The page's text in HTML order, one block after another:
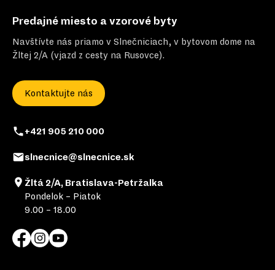
Predajné miesto a vzorové byty
Navštívte nás priamo v Slnečniciach, v bytovom dome na
Žltej 2/A (vjazd z cesty na Rusovce).
Kontaktujte nás
+421 905 210 000
slnecnice@slnecnice.sk
Žltá 2/A, Bratislava-Petržalka
Pondelok – Piatok
9.00 – 18.00